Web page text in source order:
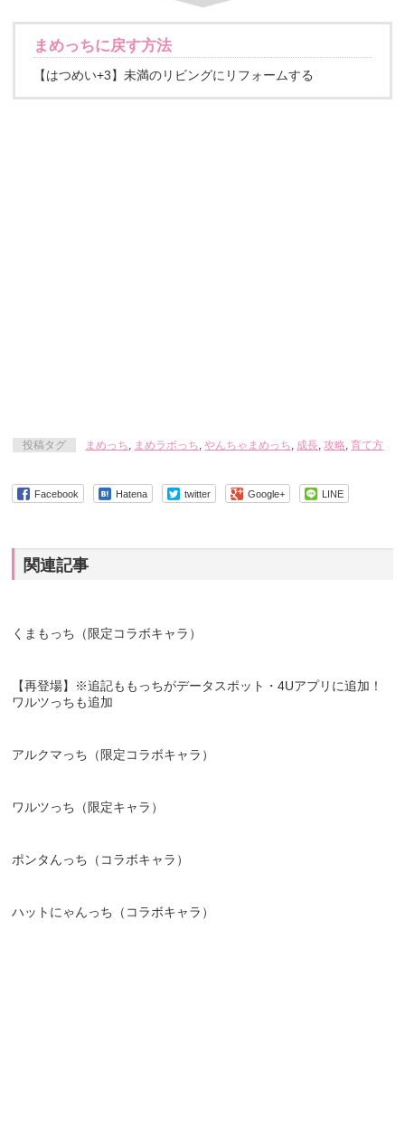
まめっちに戻す方法
【はつめい+3】未満のリビングにリフォームする
投稿タグ まめっち, まめラボっち,やんちゃまめっち, 成長,攻略,育て方
Facebook Hatena twitter Google+ LINE
関連記事
くまもっち（限定コラボキャラ）
【再登場】※追記ももっちがデータスポット・4Uアプリに追加！
ワルツっちも追加
アルクマっち（限定コラボキャラ）
ワルツっち（限定キャラ）
ポンタんっち（コラボキャラ）
ハットにゃんっち（コラボキャラ）